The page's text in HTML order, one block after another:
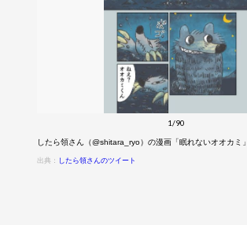
1/90
したら領さん（@shitara_ryo）の漫画「眠れないオオカミ」
出典： したら領さんのツイート